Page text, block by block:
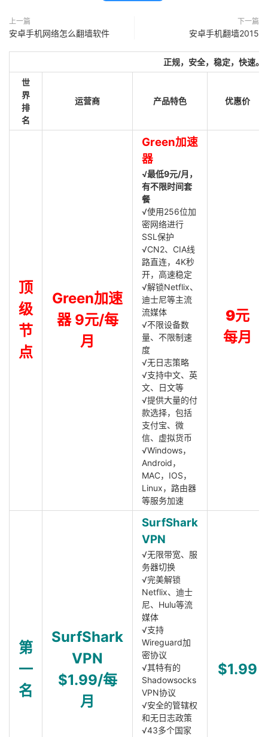
上一篇
安卓手机网络怎么翻墙软件
下一篇
安卓手机翻墙2015
正规，安全，稳定，快速。
世
界
排
名
运营商 产品特色 优惠价
顶
级
节
点
Green加速
器 9元/每
月
Green加速
器
√最低9元/月，
有不限时间套
餐
√使用256位加
密网络进行
SSL保护
√CN2、CIA线
路直连，4K秒
开，高速稳定
√解锁Netflix、
迪士尼等主流
流媒体
√不限设备数
量、不限制速
度
√无日志策略
√支持中文、英
文、日文等
√提供大量的付
款选择，包括
支付宝、微
信、虚拟货币
√Windows，
Android，
MAC，IOS，
Linux，路由器
等服务加速
9元
每月
第
一
名
SurfShark
VPN
$1.99/每
月
SurfShark
VPN
√无限带宽、服
务器切换
√完美解锁
Netflix、迪士
尼、Hulu等流
媒体
√支持
Wireguard加
密协议
√其特有的
Shadowsocks
VPN协议
√安全的管辖权
和无日志政策
√43多个国家
$1.99